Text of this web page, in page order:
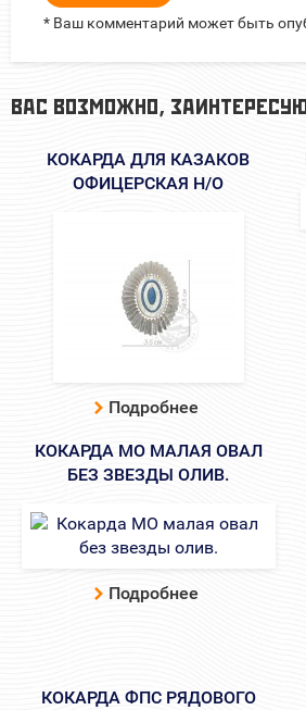
* Ваш комментарий может быть
ВАС ВОЗМОЖНО,
КОКАРДА ДЛЯ КАЗАКОВ
ОФИЦЕРСКАЯ Н/О
Подробнее
КОКАРДА МО МАЛАЯ ОВАЛ
БЕЗ ЗВЕЗДЫ ОЛИВ.
Подробнее
КОКАРДА ФПС РЯДОВОГО